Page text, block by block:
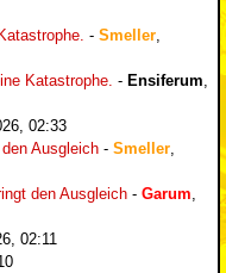
- Smeller
Katastrophe. - Ensiferum
02:33
Ausgleich - Smeller
den Ausgleich - Garum
02:11